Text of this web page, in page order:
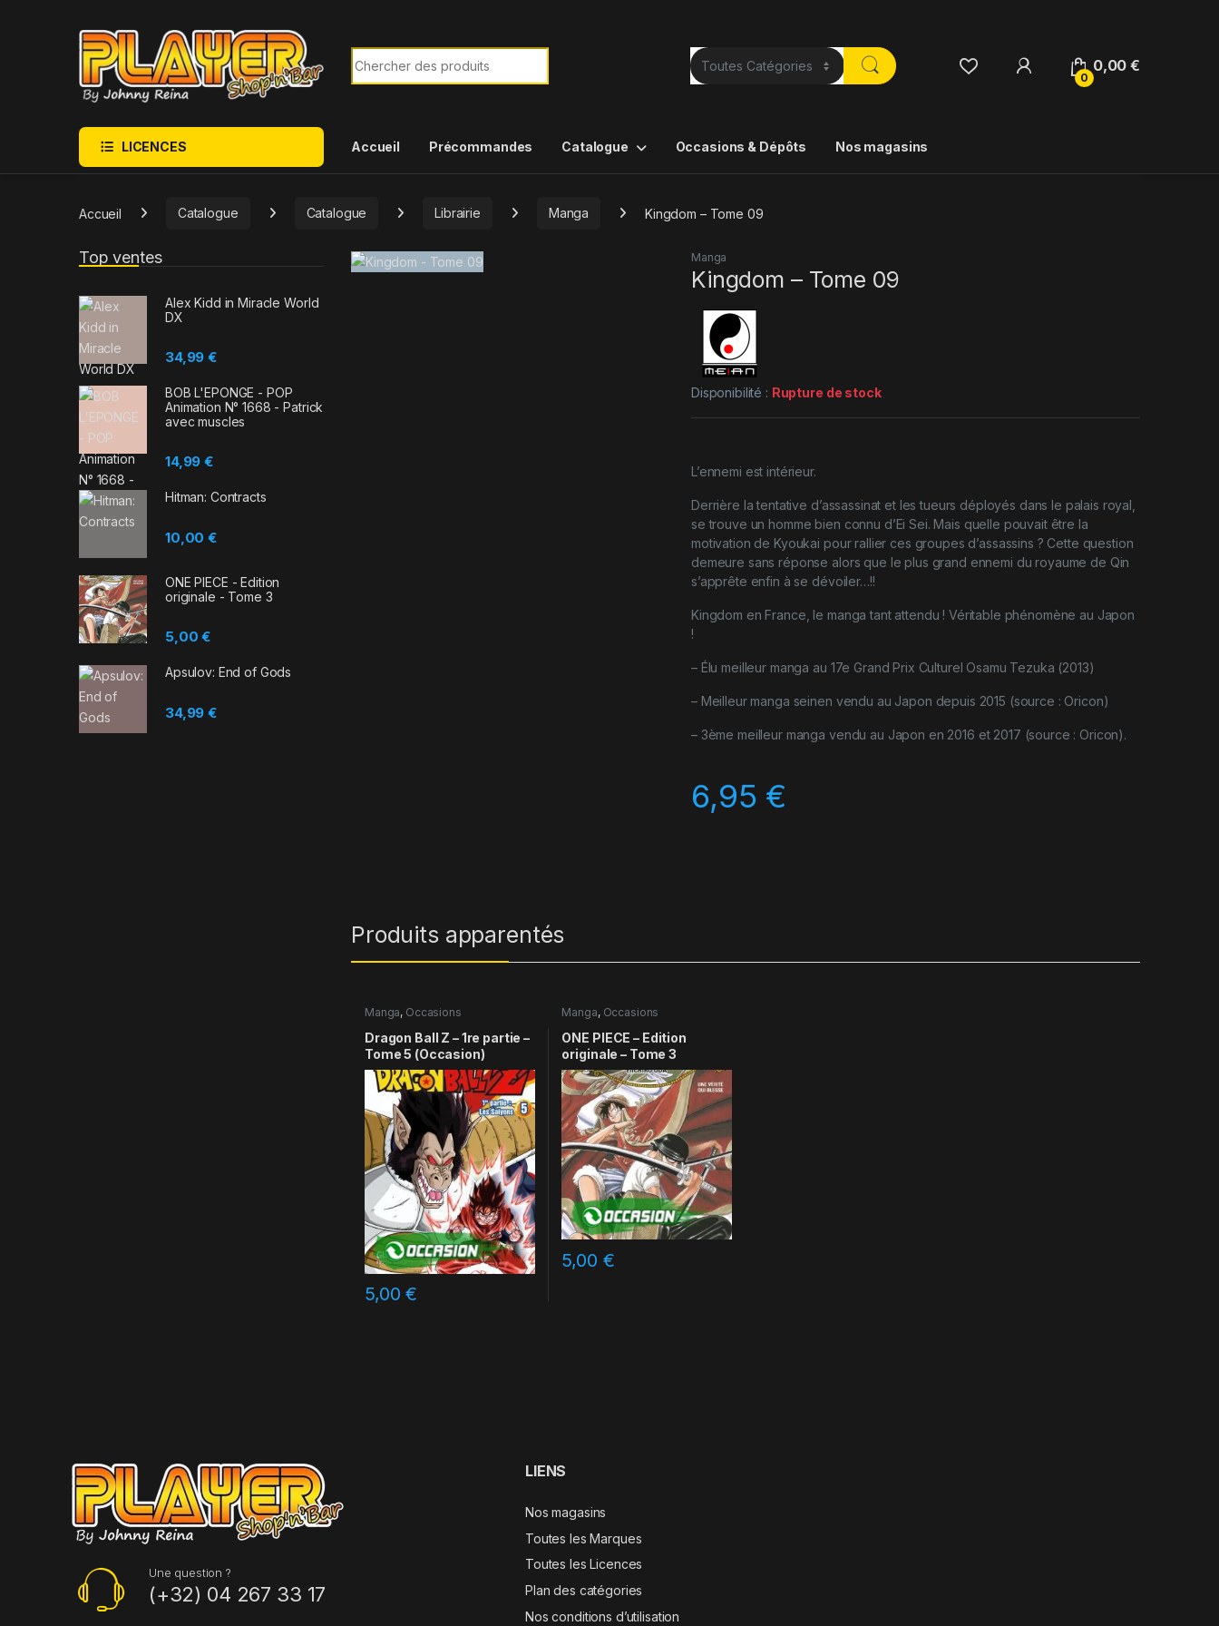
Recherche de :
0
0,00€
LICENCES Accueil Précommandes Catalogue Occasions & Dépôts Nos magasins
Accueil Catalogue Catalogue Librairie Manga Kingdom – Tome 09
Manga
Kingdom – Tome 09
Disponibilité : Rupture de stock
L’ennemi est intérieur.
Derrière la tentative d’assassinat et les tueurs déployés dans le palais royal,
se trouve un homme bien connu d’Ei Sei. Mais quelle pouvait être la
motivation de Kyoukai pour rallier ces groupes d’assassins ? Cette question
demeure sans réponse alors que le plus grand ennemi du royaume de Qin
s’apprête enfin à se dévoiler…!!
Kingdom en France, le manga tant attendu ! Véritable phénomène au Japon
!
– Élu meilleur manga au 17e Grand Prix Culturel Osamu Tezuka (2013)
– Meilleur manga seinen vendu au Japon depuis 2015 (source : Oricon)
– 3ème meilleur manga vendu au Japon en 2016 et 2017 (source : Oricon).
6,95 €
Produits apparentés
Manga, Occasions
Dragon Ball Z – 1re partie –
Tome 5 (Occasion)
5,00€
Manga, Occasions
ONE PIECE – Edition
originale – Tome 3
5,00 €
Top ventes
Alex Kidd in Miracle World
DX
34,99€
BOB L'EPONGE - POP
Animation N° 1668 - Patrick
avec muscles
14,99€
Hitman: Contracts
10,00€
ONE PIECE - Edition
originale - Tome 3
5,00€
Apsulov: End of Gods
34,99€
Une question ?
(+32) 04 267 33 17
LIENS
Nos magasins
Toutes les Marques
Toutes les Licences
Plan des catégories
Nos conditions d’utilisation